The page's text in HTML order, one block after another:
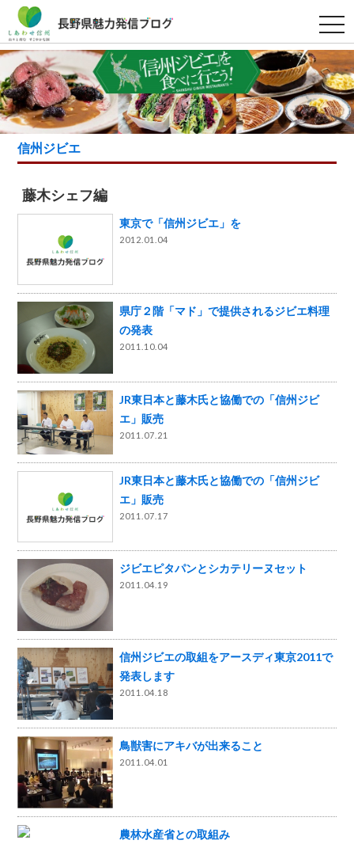
t
o
g
g
l
e
n
a
v
i
t
信州ジビエ
藤木シェフ編
東京で「信州ジビエ」を
2012.01.04
県庁２階「マド」で提供されるジビエ料理
の発表
2011.10.04
JR東日本と藤木氏と協働での「信州ジビ
エ」販売
2011.07.21
JR東日本と藤木氏と協働での「信州ジビ
エ」販売
2011.07.17
ジビエピタパンとシカテリーヌセット
2011.04.19
信州ジビエの取組をアースディ東京2011で
発表します
2011.04.18
鳥獣害にアキバが出来ること
2011.04.01
農林水産省との取組み